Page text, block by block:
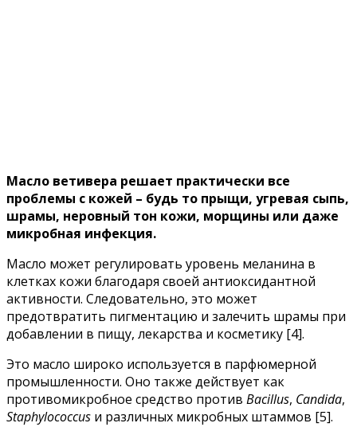
Масло ветивера решает практически все
проблемы с кожей – будь то прыщи, угревая сыпь,
шрамы, неровный тон кожи, морщины или даже
микробная инфекция.
Масло может регулировать уровень меланина в
клетках кожи благодаря своей антиоксидантной
активности. Следовательно, это может
предотвратить пигментацию и залечить шрамы при
добавлении в пищу, лекарства и косметику [4].
Это масло широко используется в парфюмерной
промышленности. Оно также действует как
противомикробное средство против Bacillus, Candida,
Staphylococcus и различных микробных штаммов [5].